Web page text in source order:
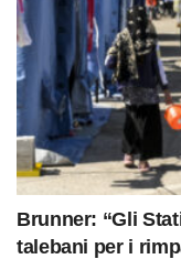
Brunner: “Gli
talebani per i